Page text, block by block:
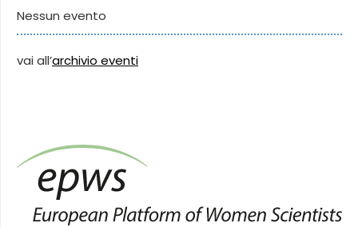
Nessun evento
vai all’archivio eventi